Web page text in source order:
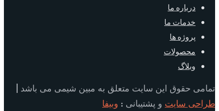
درباره ما
خدمات ما
پروژه ها
محصولات
وبلاگ
تمامی حقوق این سایت متعلق به مبین شیمی می باشد |
طراحی سایت و پشتیبانی : وبیفا